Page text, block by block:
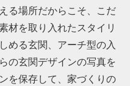
る場所だからこそ、こだ
材を取り入れたスタイリ
める玄関、アーチ型の入
の玄関デザインの写真を
を保存して、家づくりの